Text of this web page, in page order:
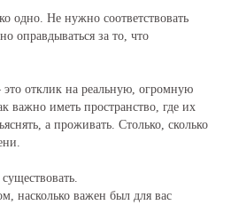
одно. Не нужно соответствовать
за то, что
отклик на реальную, огромную
важно иметь пространство, где их
а проживать. Столько, сколько
насколько важен был для вас